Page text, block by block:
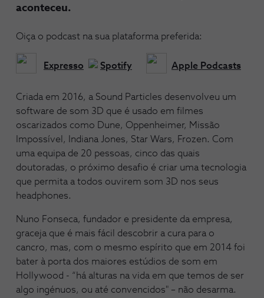
aconteceu.
Oiça o podcast na sua plataforma preferida:
Expresso Spotify Apple Podcasts
Criada em 2016, a Sound Particles desenvolveu um
software de som 3D que é usado em filmes
oscarizados como Dune, Oppenheimer, Missão
Impossível, Indiana Jones, Star Wars, Frozen. Com
uma equipa de 20 pessoas, cinco das quais
doutoradas, o próximo desafio é criar uma tecnologia
que permita a todos ouvirem som 3D nos seus
headphones.
Nuno Fonseca, fundador e presidente da empresa,
graceja que é mais fácil descobrir a cura para o
cancro, mas, com o mesmo espírito que em 2014 foi
bater à porta dos maiores estúdios de som em
Hollywood - “há alturas na vida em que temos de ser
algo ingénuos, ou até convencidos" – não desarma.